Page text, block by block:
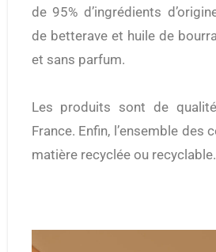
de 95% d’ingrédients
de betterave et huile de
et sans parfum.
Les produits sont de
France. Enfin, l’ensemble des
matière recyclée ou recyclable.